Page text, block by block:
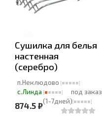
Сушилка для белья
настенная
(серебро)
п.Неклюдово
с.Линда
под заказ
(1-7дней)
874.5 ₽